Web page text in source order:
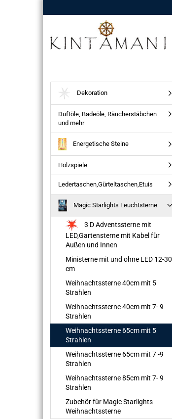
Dekoration
Duftöle, Badeöle, Räucherstäbchen
und mehr
Energetische Steine
Holzspiele
Ledertaschen,Gürteltaschen,Etuis
Magic Starlights Leuchtsterne
3 D Adventssterne mit
LED,Gartensterne mit Kabel für
Außen und Innen
Ministerne mit und ohne LED 12-30
cm
Weihnachtssterne 40cm mit 5
Strahlen
Weihnachtssterne 40cm mit 7- 9
Strahlen
Weihnachtssterne 65cm mit 5
Strahlen
Weihnachtssterne 65cm mit 7 -9
Strahlen
Weihnachtssterne 85cm mit 7- 9
Strahlen
Zubehör für Magic Starlights
Weihnachtssterne